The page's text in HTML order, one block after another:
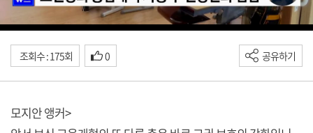
조회수 : 175회 0 공유하기
모지안 앵커>